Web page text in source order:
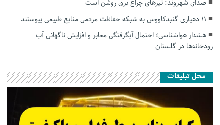
صدای شهروند: تیرهای چراغ برق روشن است
۱۱ دهیاری گنبدکاووس به شبکه حفاظت مردمی منابع طبیعی پیوستند
هشدار هواشناسی؛ احتمال آبگرفتگی معابر و افزایش ناگهانی آب
رودخانه‌ها در گلستان
محل تبلیغات